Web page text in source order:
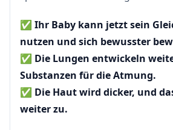
✅ Ihr Baby kann jetzt sein
nutzen und sich bewusster
✅ Die Lungen entwickeln
Substanzen für die Atmung.
✅ Die Haut wird dicker, und
weiter zu.